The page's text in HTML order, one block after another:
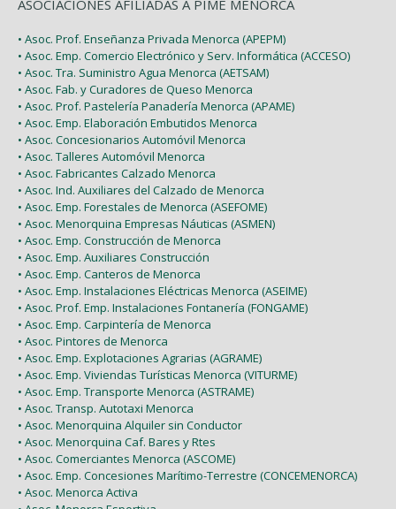
ASOCIACIONES AFILIADAS A PIME MENORCA
• Asoc. Prof. Enseñanza Privada Menorca (APEPM)
• Asoc. Emp. Comercio Electrónico y Serv. Informática (ACCESO)
• Asoc. Tra. Suministro Agua Menorca (AETSAM)
• Asoc. Fab. y Curadores de Queso Menorca
• Asoc. Prof. Pastelería Panadería Menorca (APAME)
• Asoc. Emp. Elaboración Embutidos Menorca
• Asoc. Concesionarios Automóvil Menorca
• Asoc. Talleres Automóvil Menorca
• Asoc. Fabricantes Calzado Menorca
• Asoc. Ind. Auxiliares del Calzado de Menorca
• Asoc. Emp. Forestales de Menorca (ASEFOME)
• Asoc. Menorquina Empresas Náuticas (ASMEN)
• Asoc. Emp. Construcción de Menorca
• Asoc. Emp. Auxiliares Construcción
• Asoc. Emp. Canteros de Menorca
• Asoc. Emp. Instalaciones Eléctricas Menorca (ASEIME)
• Asoc. Prof. Emp. Instalaciones Fontanería (FONGAME)
• Asoc. Emp. Carpintería de Menorca
• Asoc. Pintores de Menorca
• Asoc. Emp. Explotaciones Agrarias (AGRAME)
• Asoc. Emp. Viviendas Turísticas Menorca (VITURME)
• Asoc. Emp. Transporte Menorca (ASTRAME)
• Asoc. Transp. Autotaxi Menorca
• Asoc. Menorquina Alquiler sin Conductor
• Asoc. Menorquina Caf. Bares y Rtes
• Asoc. Comerciantes Menorca (ASCOME)
• Asoc. Emp. Concesiones Marítimo-Terrestre (CONCEMENORCA)
• Asoc. Menorca Activa